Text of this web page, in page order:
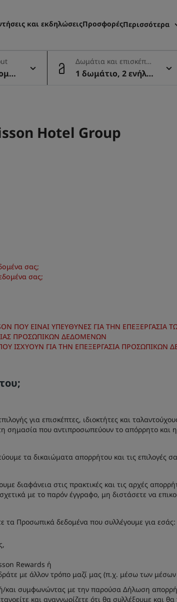
και εκδηλώσειςΠροσφορέςΠερισσότερα
Radisson
Οι
Δωμάτια και επισκέπτε
ς
1 δωμάτιο, 2 ενήλικ
Hotel Group
σας;
σας;
ΠΟΥ ΕΙΝΑΙ ΥΠΕΥΘΥΝΕΣ ΓΙΑ ΤΗΝ
ΠΡΟΣΩΠΙΚΩΝ ΔΕΔΟΜΕΝΩΝ
ΙΣΧΥΟΥΝ ΓΙΑ ΤΗΝ ΕΠΕΞΕΡΓΑΣΙΑ
για επισκέπτες, ιδιοκτήτες και
σημασία που αντιπροσωπεύουν το απόρρητο και
τα δικαιώματα απορρήτου και τις επιλογές
διαφάνεια στις πρακτικές και τις αρχές
με το παρόν έγγραφο, μη διστάσετε να
Προσωπικά δεδομένα που συλλέγουμε για εσάς:
Rewards ή
με άλλον τρόπο μαζί μας (π.χ. μέσω των
και συμφωνώντας με την παρούσα Δήλωση
και αναγνωρίζετε ότι θα συλλέξουμε και